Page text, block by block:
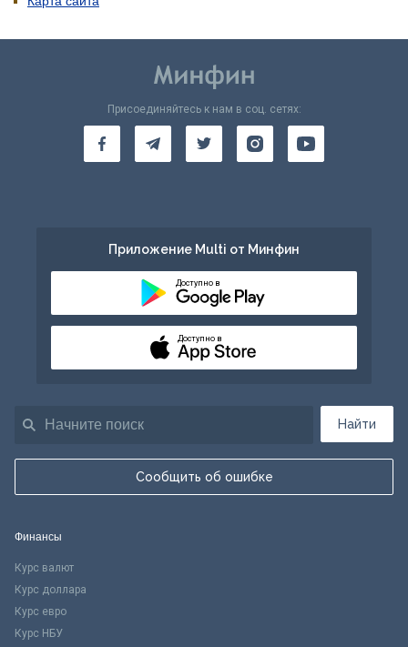
Найти
Сообщить об ошибке
Присоединяйтесь к нам в соц. сетях:
Приложение Multi от Минфин
Доступно в
Доступно в
Финансы
Курс валют
Курс доллара
Курс евро
Курс НБУ